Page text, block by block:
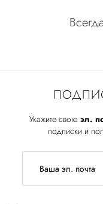
Укажите свою эл.
подписки и